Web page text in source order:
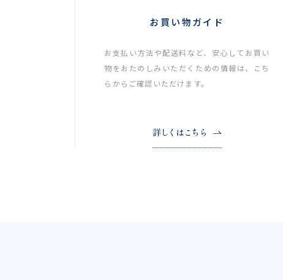
お買い物ガイド
お支払い方法や配送料など、安心してお買い
物をおたのしみいただくための情報は、こち
らからご確認いただけます。
詳しくはこちら